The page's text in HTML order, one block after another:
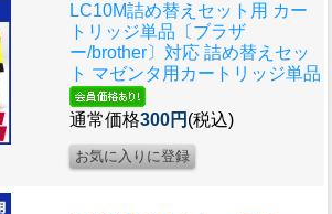
LC10M詰め替えセット用 カー
トリッジ単品〔ブラザ
ー/brother〕対応 詰め替えセッ
ト マゼンタ用カートリッジ単品
通常価格300円 (税込)